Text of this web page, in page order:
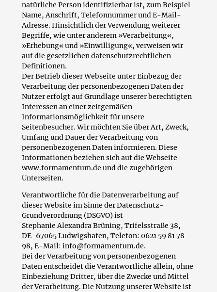
natürliche Person identifizierbar ist, zum Beispiel
Name, Anschrift, Telefonnummer und E-Mail-
Adresse. Hinsichtlich der Verwendung weiterer
Begriffe, wie unter anderem »Verarbeitung«,
»Erhebung« und »Einwilligung«, verweisen wir
auf die gesetzlichen datenschutzrechtlichen
Definitionen.
Der Betrieb dieser Webseite unter Einbezug der
Verarbeitung der personenbezogenen Daten der
Nutzer erfolgt auf Grundlage unserer berechtigten
Interessen an einer zeitgemäßen
Informationsmöglichkeit für unsere
Seitenbesucher. Wir möchten Sie über Art, Zweck,
Umfang und Dauer der Verarbeitung von
personenbezogenen Daten informieren. Diese
Informationen beziehen sich auf die Webseite
www.formamentum.de und die zugehörigen
Unterseiten.
Verantwortliche für die Datenverarbeitung auf
dieser Website im Sinne der Datenschutz-
Grundverordnung (DSGVO) ist
Stephanie Alexandra Brüning, Trifelsstraße 38,
DE-67065 Ludwigshafen, Telefon: 0621 59 81 78
98, E-Mail: info@formamentum.de.
Bei der Verarbeitung von personenbezogenen
Daten entscheidet die Verantwortliche allein, ohne
Einbeziehung Dritter, über die Zwecke und Mittel
der Verarbeitung. Die Nutzung unserer Website ist